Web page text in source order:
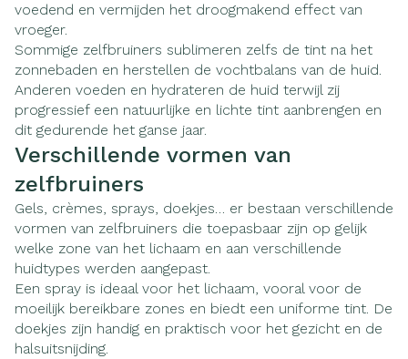
voedend en vermijden het droogmakend effect van
vroeger.
Sommige zelfbruiners sublimeren zelfs de tint na het
zonnebaden en herstellen de vochtbalans van de huid.
Anderen voeden en hydrateren de huid terwijl zij
progressief een natuurlijke en lichte tint aanbrengen en
dit gedurende het ganse jaar.
Verschillende vormen van
zelfbruiners
Gels, crèmes, sprays, doekjes… er bestaan verschillende
vormen van zelfbruiners die toepasbaar zijn op gelijk
welke zone van het lichaam en aan verschillende
huidtypes werden aangepast.
Een spray is ideaal voor het lichaam, vooral voor de
moeilijk bereikbare zones en biedt een uniforme tint. De
doekjes zijn handig en praktisch voor het gezicht en de
halsuitsnijding.